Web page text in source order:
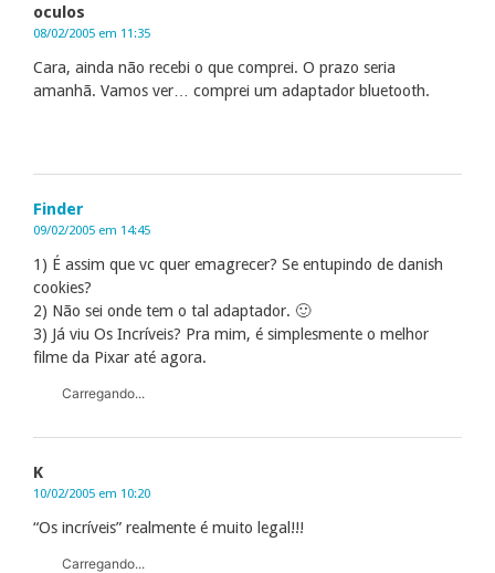
oculos
08/02/2005 em 11:35
Cara, ainda não recebi o que comprei. O prazo seria
amanhã. Vamos ver… comprei um adaptador bluetooth.
Finder
09/02/2005 em 14:45
1) É assim que vc quer emagrecer? Se entupindo de danish
cookies?
2) Não sei onde tem o tal adaptador. 🙂
3) Já viu Os Incríveis? Pra mim, é simplesmente o melhor
filme da Pixar até agora.
Carregando...
K
10/02/2005 em 10:20
“Os incríveis” realmente é muito legal!!!
Carregando...